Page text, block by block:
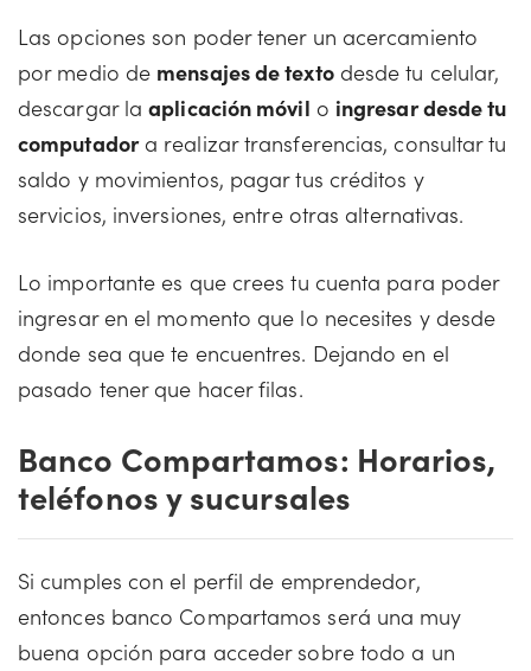
Las opciones son poder tener un acercamiento
por medio de mensajes de textodesde tu celular,
descargar laaplicación móvil o ingresar desde tu
computadora realizar transferencias, consultar tu
saldo y movimientos, pagar tus créditos y
servicios, inversiones, entre otras alternativas.
Lo importante es que crees tu cuenta para poder
ingresar en el momento que lo necesites y desde
donde sea que te encuentres. Dejando en el
pasado tener que hacer filas.
Banco Compartamos: Horarios,
teléfonos y sucursales
Si cumples con el perfil de emprendedor,
entonces banco Compartamos será una muy
buena opción para acceder sobre todo a un